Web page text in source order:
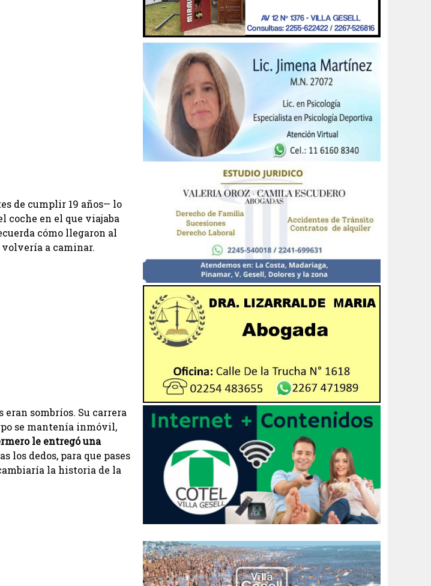
de cumplir 19 años— lo
coche en el que viajaba
cómo llegaron al
volvería a caminar.
sombríos. Su carrera
se mantenía inmóvil,
le entregó una
los dedos, para que pases
la historia de la